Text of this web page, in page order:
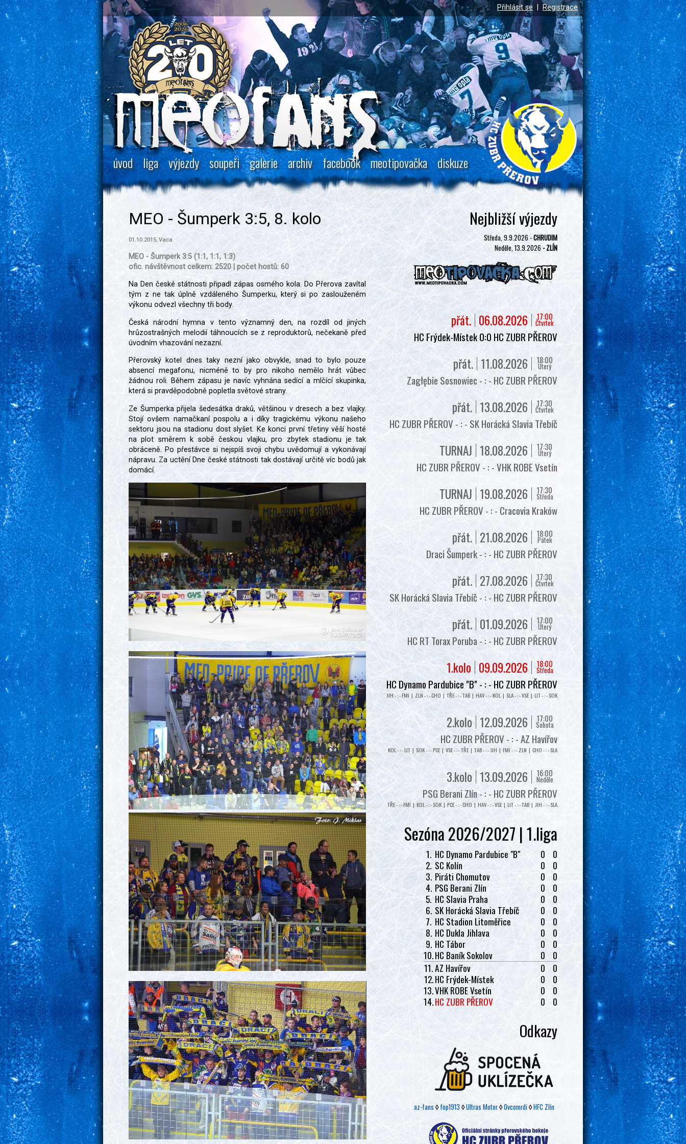
Přihlásit se Registrace
úvod liga výjezdy soupeři galerie archiv facebook meotipovačka diskuze
MEO - Šumperk 3:5, 8. kolo
01.10.2015, Vaca
MEO - Šumperk 3:5 (1:1, 1:1, 1:3)
ofic. návštěvnost celkem: 2520 | počet hostů: 60
Na Den české státnosti připadl zápas osmého kola. Do Přerova zavítal
tým z ne tak úplně vzdáleného Šumperku, který si po zaslouženém
výkonu odvezl všechny tři body.
Česká národní hymna v tento významný den, na rozdíl od jiných
hrůzostrašných melodií táhnoucích se z reproduktorů, nečekaně před
úvodním vhazování nezazní.
Přerovský kotel dnes taky nezní jako obvykle, snad to bylo pouze
absencí megafonu, nicméně to by pro nikoho nemělo hrát vůbec
žádnou roli. Během zápasu je navíc vyhnána sedící a mlčící skupinka,
která si pravděpodobně popletla světové strany.
Ze Šumperka přijela šedesátka draků, většinou v dresech a bez vlajky.
Stojí ovšem namačkaní pospolu a i díky tragickému výkonu našeho
sektoru jsou na stadionu dost slyšet. Ke konci první třetiny věší hosté
na plot směrem k sobě českou vlajku, pro zbytek stadionu je tak
obráceně. Po přestávce si nejspíš svoji chybu uvědomují a vykonávají
nápravu. Za uctění Dne české státnosti tak dostávají určitě víc bodů jak
domácí.
Nejbližší výjezdy
Středa, 9.9.2026 -CHRUDIM
Neděle, 13.9.2026 - ZLÍN
17:00
Čtvrtek
06.08.2026
přát.
HC Frýdek-Místek 0:0 HC ZUBR PŘEROV
18:00
Úterý
11.08.2026
přát.
Zagłębie Sosnowiec - : - HC ZUBR PŘEROV
17:30
Čtvrtek
13.08.2026
přát.
HC ZUBR PŘEROV - : - SK Horácká Slavia Třebíč
17:30
Úterý
18.08.2026
TURNAJ
HC ZUBR PŘEROV - : - VHK ROBE Vsetín
17:30
Středa
19.08.2026
TURNAJ
HC ZUBR PŘEROV - : - Cracovia Kraków
18:00
Pátek
21.08.2026
přát.
Draci Šumperk - : - HC ZUBR PŘEROV
17:30
Čtvrtek
27.08.2026
přát.
SK Horácká Slavia Třebíč - : - HC ZUBR PŘEROV
17:00
Úterý
01.09.2026
přát.
HC RT Torax Poruba - : - HC ZUBR PŘEROV
18:00
Středa
09.09.2026
1.kolo
HC Dynamo Pardubice "B" - : - HC ZUBR PŘEROV
JIH - : - FMI | ZLN - : - CHO | TŘE - : - TAB | HAV - : - KOL | SLA - : - VSE | LIT - : - SOK
17:00
Sobota
12.09.2026
2.kolo
HC ZUBR PŘEROV - : - AZ Havířov
KOL - : - LIT | SOK - : - PCE | VSE - : - TŘE | TAB - : - JIH | FMI - : - ZLN | CHO - : - SLA
16:00
Neděle
13.09.2026
3.kolo
PSG Berani Zlín - : - HC ZUBR PŘEROV
TŘE - : - FMI | KOL - : - SOK | PCE - : - CHO | HAV - : - VSE | LIT - : - TAB | JIH - : - SLA
Sezóna 2026/2027 | 1.liga
1. HC Dynamo Pardubice "B" 0
0
2. SC Kolín 0
0
3. Piráti Chomutov 0
0
4. PSG Berani Zlín 0
0
5. HC Slavia Praha 0
0
6. SK Horácká Slavia Třebíč 0
0
7. HC Stadion Litoměřice 0
0
8. HC Dukla Jihlava 0
0
9. HC Tábor 0
0
10.HC Baník Sokolov 0
0
11.AZ Havířov 0
0
12.HC Frýdek-Místek 0
0
13.VHK ROBE Vsetín 0
0
14.HC ZUBR PŘEROV 0 0
Odkazy
az-fans ◊fop1913 ◊Ultras Motor◊Ovcomrdi◊HFC Zlín